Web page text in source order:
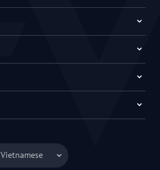
Vietnamese